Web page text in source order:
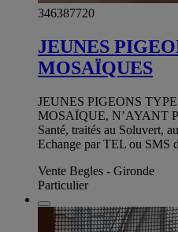
346387720
JEUNES
MOSAÏQUES
JEUNES PIGEONS
MOSAÏQUE, N’AYANT
Santé, traités au Soluvert,
Echange par TEL ou SMS
Vente Begles - Gironde
Particulier